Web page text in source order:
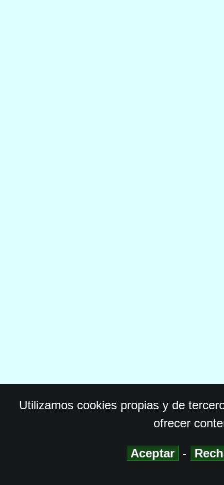
Utilizamos cookies propias y de
ofrecer
Aceptar -